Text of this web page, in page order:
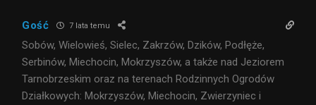
Gość 7 lata temu
Sobów, Wielowieś, Sielec, Zakrzów, Dzików, Podłęże,
Serbinów, Miechocin, Mokrzyszów, a także nad Jeziorem
Tarnobrzeskim oraz na terenach Rodzinnych Ogrodów
Działkowych: Mokrzyszów, Miechocin, Zwierzyniec i